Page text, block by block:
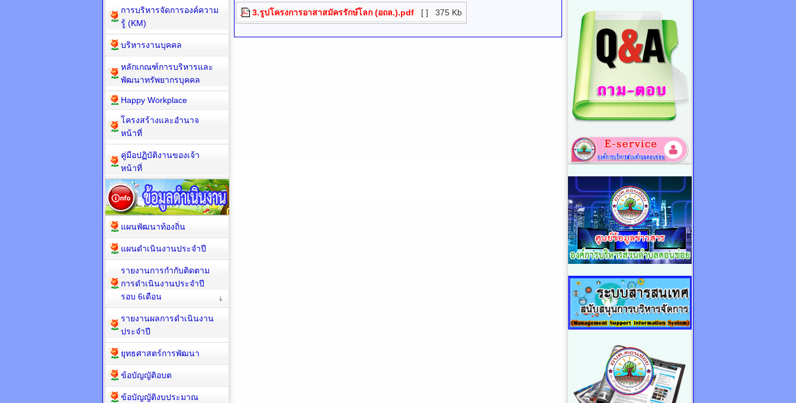
3.รูปโครงการอาสาสมัครรักษ์โลก (อถล.).pdf [ ] 375 Kb
การบริหารจัดการองค์ความ
รู้ (KM)
บริหารงานบุคคล
หลักเกณฑ์การบริหารและ
พัฒนาทรัพยากรบุคคล
Happy Workplace
โครงสร้างและอำนาจ
หน้าที่
คู่มือปฏิบัติงานของเจ้า
หน้าที่
แผนพัฒนาท้องถิ่น
แผนดำเนินงานประจำปี
รายงานการกำกับติดตาม
การดำเนินงานประจำปี
รอบ 6เดือน
รายงานผลการดำเนินงาน
ประจำปี
ยุทธศาสตร์การพัฒนา
ข้อบัญญัติอบต
ข้อบัญญัติงบประมาณ